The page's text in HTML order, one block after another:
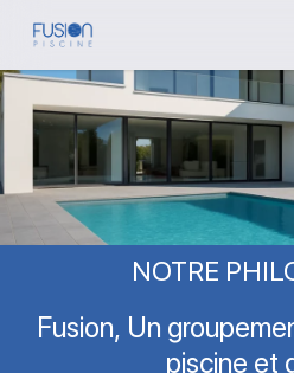
Skip
main
content
NOTRE
Fusion, Un
piscine et